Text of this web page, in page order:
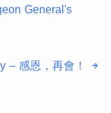
General's
– 感恩，再會！